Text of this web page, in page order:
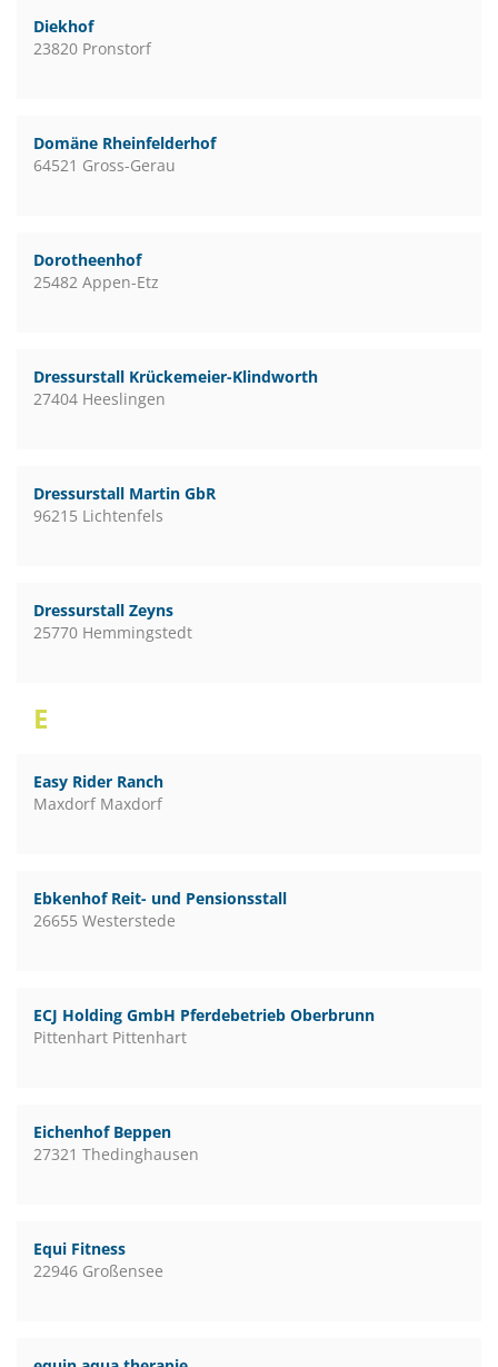
Diekhof
23820 Pronstorf
Domäne Rheinfelderhof
64521 Gross-Gerau
Dorotheenhof
25482 Appen-Etz
Dressurstall Krückemeier-Klindworth
27404 Heeslingen
Dressurstall Martin GbR
96215 Lichtenfels
Dressurstall Zeyns
25770 Hemmingstedt
E
Easy Rider Ranch
Maxdorf Maxdorf
Ebkenhof Reit- und Pensionsstall
26655 Westerstede
ECJ Holding GmbH Pferdebetrieb Oberbrunn
Pittenhart Pittenhart
Eichenhof Beppen
27321 Thedinghausen
Equi Fitness
22946 Großensee